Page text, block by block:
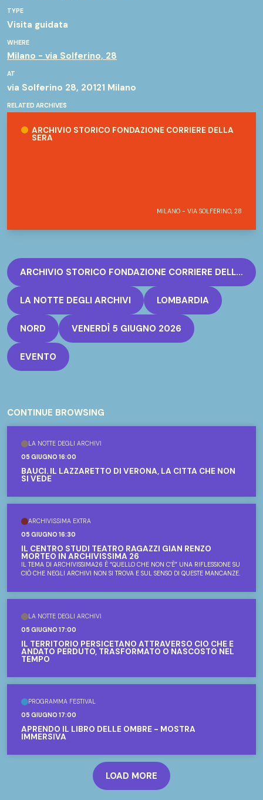
TYPE
Visita guidata
WHERE
Milano - via Solferino, 28
AT
via Solferino 28, 20121 Milano
RELATED ARCHIVES
ARCHIVIO STORICO FONDAZIONE CORRIERE DELLA
SERA
MILANO - VIA SOLFERINO, 28
ARCHIVIO STORICO FONDAZIONE CORRIERE DELLA SERA
LA NOTTE DEGLI ARCHIVI LOMBARDIA
NORD VENERDÌ 5 GIUGNO 2026
EVENTO
CONTINUE BROWSING
LA NOTTE DEGLI ARCHIVI
05 GIUGNO 16:00
BAUCI. IL LAZZARETTO DI VERONA, LA CITTÀ CHE NON
SI VEDE
ARCHIVISSIMA EXTRA
05 GIUGNO 16:30
IL CENTRO STUDI TEATRO RAGAZZI GIAN RENZO
MORTEO IN ARCHIVISSIMA 26
IL TEMA DI ARCHIVISSIMA26 È “QUELLO CHE NON C’È” UNA RIFLESSIONE SU
CIÒ CHE NEGLI ARCHIVI NON SI TROVA E SUL SENSO DI QUESTE MANCANZE.
LA NOTTE DEGLI ARCHIVI
05 GIUGNO 17:00
IL TERRITORIO PERSICETANO ATTRAVERSO CIÒ CHE È
ANDATO PERDUTO, TRASFORMATO O NASCOSTO NEL
TEMPO
PROGRAMMA FESTIVAL
05 GIUGNO 17:00
APRENDO IL LIBRO DELLE OMBRE - MOSTRA
IMMERSIVA
LOAD MORE